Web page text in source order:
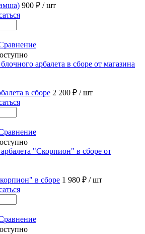
900 ₽ / шт
в сборе 2 200 ₽ / шт
в сборе 1 980 ₽ / шт